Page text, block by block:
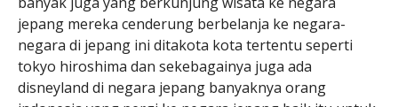
jepang mereka cenderung berbelanja ke negara-
negara di jepang ini ditakota kota tertentu seperti
tokyo hiroshima dan sekebagainya juga ada
disneyland di negara jepang banyaknya orang